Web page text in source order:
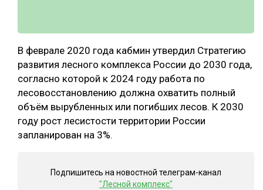
В феврале 2020 года кабмин утвердил Стратегию
развития лесного комплекса России до 2030 года,
согласно которой к 2024 году работа по
лесовосстановлению должна охватить полный
объём вырубленных или погибших лесов. К 2030
году рост лесистости территории России
запланирован на 3%.
Подпишитесь на новостной телеграм-канал
"Лесной комплекс"